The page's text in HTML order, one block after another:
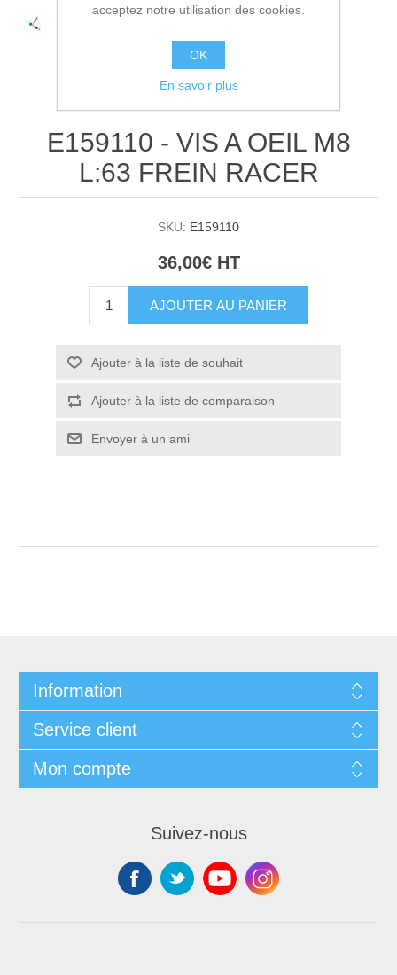
E159110 - VIS A OEIL M8
L:63 FREIN RACER
SKU: E159110
36,00€ HT
AJOUTER AU PANIER
Ajouter à la liste de souhait
Ajouter à la liste de comparaison
Envoyer à un ami
Information
Service client
Mon compte
Suivez-nous
acceptez notre utilisation des cookies.
OK
En savoir plus